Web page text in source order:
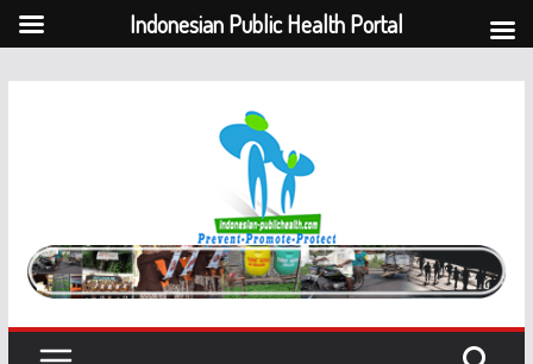
Indonesian Public Health Portal